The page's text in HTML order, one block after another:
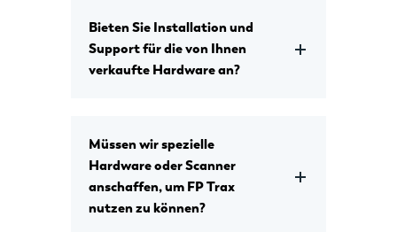
Bieten Sie Installation und
Support für die von Ihnen
verkaufte Hardware an?
Müssen wir spezielle
Hardware oder Scanner
anschaffen, um FP Trax
nutzen zu können?